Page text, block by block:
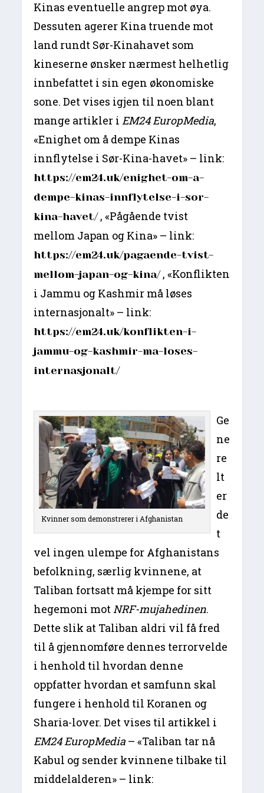
Kinas eventuelle angrep mot øya.
Dessuten agerer Kina truende mot
land rundt Sør-Kinahavet som
kineserne ønsker nærmest helhetlig
innbefattet i sin egen økonomiske
sone. Det vises igjen til noen blant
mange artikler i EM24 EuropMedia,
«Enighet om å dempe Kinas
innflytelse i Sør-Kina-havet» – link:
https://em24.uk/enighet-om-a-
dempe-kinas-innflytelse-i-sor-
kina-havet/, «Pågående tvist
mellom Japan og Kina» – link:
https://em24.uk/pagaende-tvist-
mellom-japan-og-kina/, «Konflikten
i Jammu og Kashmir må løses
internasjonalt» – link:
https://em24.uk/konflikten-i-
jammu-og-kashmir-ma-loses-
internasjonalt/
Kvinner som demonstrerer i Afghanistan
Ge
ne
re
lt
er
de
t
vel ingen ulempe for Afghanistans
befolkning, særlig kvinnene, at
Taliban fortsatt må kjempe for sitt
hegemoni mot NRF-mujahedinen.
Dette slik at Taliban aldri vil få fred
til å gjennomføre dennes terrorvelde
i henhold til hvordan denne
oppfatter hvordan et samfunn skal
fungere i henhold til Koranen og
Sharia-lover. Det vises til artikkel i
EM24 EuropMedia – «Taliban tar nå
Kabul og sender kvinnene tilbake til
middelalderen» – link: